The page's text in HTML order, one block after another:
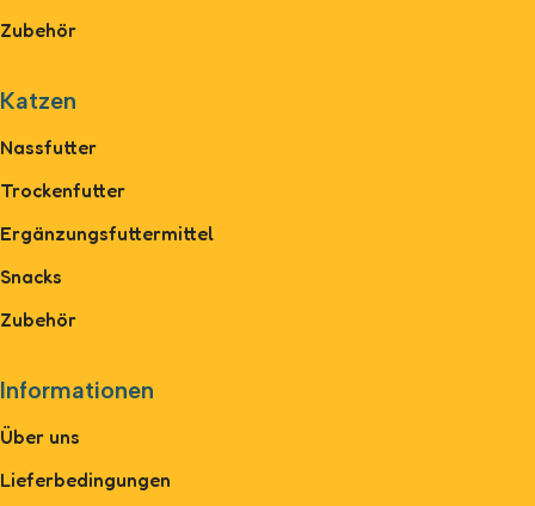
Zubehör
Katzen
Nassfutter
Trockenfutter
Ergänzungsfuttermittel
Snacks
Zubehör
Informationen
Über uns
Lieferbedingungen